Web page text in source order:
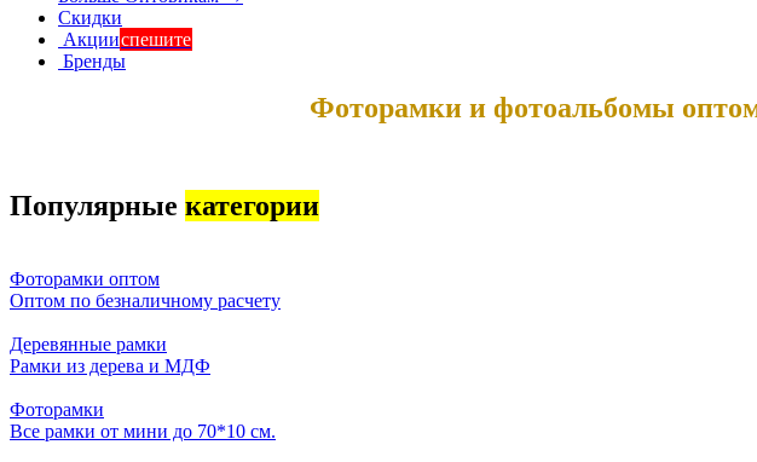
Скидки
Акцииспешите
Бренды
Фоторамки и фотоальбомы
Популярные категории
Фоторамки оптом
Оптом по безналичному расчету
Деревянные рамки
Рамки из дерева и МДФ
Фоторамки
Все рамки от мини до 70*10 см.